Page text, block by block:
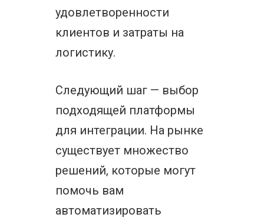
удовлетворенности
клиентов и затраты на
логистику.
Следующий шаг — выбор
подходящей платформы
для интеграции. На рынке
существует множество
решений, которые могут
помочь вам
автоматизировать